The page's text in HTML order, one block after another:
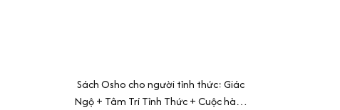
Sách Osho cho người tỉnh thức: Giác
Ngộ + Tâm Trí Tỉnh Thức + Cuộc hành